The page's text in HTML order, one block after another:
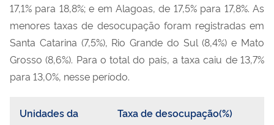
17,1% para 18,8%; e em Alagoas, de 17,5% para 17,8%. As
menores taxas de desocupação foram registradas em
Santa Catarina (7,5%), Rio Grande do Sul (8,4%) e Mato
Grosso (8,6%). Para o total do país, a taxa caiu de 13,7%
para 13,0%, nesse período.
Unidades da
Taxa de desocupação(%)